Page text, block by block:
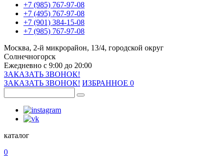
+7 (985) 767-97-08
+7 (495) 767-97-08
+7 (901) 384-15-08
+7 (985) 767-97-08
Москва, 2-й микрорайон, 13/4, городской округ
Солнечногорск
Ежедневно с 9:00 до 20:00
ЗАКАЗАТЬ ЗВОНОК!
ЗАКАЗАТЬ ЗВОНОК! ИЗБРАННОЕ 0
каталог
0